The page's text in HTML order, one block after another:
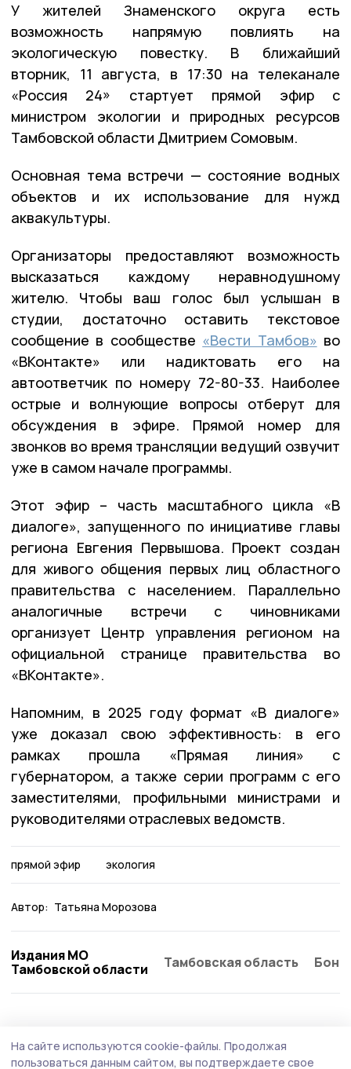
У жителей Знаменского округа есть
возможность напрямую повлиять на
экологическую повестку. В ближайший
вторник, 11 августа, в 17:30 на телеканале
«Россия 24» стартует прямой эфир с
министром экологии и природных ресурсов
Тамбовской области Дмитрием Сомовым.
Основная тема встречи — состояние водных
объектов и их использование для нужд
аквакультуры.
Организаторы предоставляют возможность
высказаться каждому неравнодушному
жителю. Чтобы ваш голос был услышан в
студии, достаточно оставить текстовое
сообщение в сообществе «Вести Тамбов» во
«ВКонтакте» или надиктовать его на
автоответчик по номеру 72-80-33. Наиболее
острые и волнующие вопросы отберут для
обсуждения в эфире. Прямой номер для
звонков во время трансляции ведущий озвучит
уже в самом начале программы.
Этот эфир – часть масштабного цикла «В
диалоге», запущенного по инициативе главы
региона Евгения Первышова. Проект создан
для живого общения первых лиц областного
правительства с населением. Параллельно
аналогичные встречи с чиновниками
организует Центр управления регионом на
официальной странице правительства во
«ВКонтакте».
Напомним, в 2025 году формат «В диалоге»
уже доказал свою эффективность: в его
рамках прошла «Прямая линия» с
губернатором, а также серии программ с его
заместителями, профильными министрами и
руководителями отраслевых ведомств.
прямой эфир экология
Автор: Татьяна Морозова
Издания МО
Тамбовской области
Тамбовская область
На сайте используются cookie-файлы. Продолжая
пользоваться данным сайтом, вы подтверждаете свое